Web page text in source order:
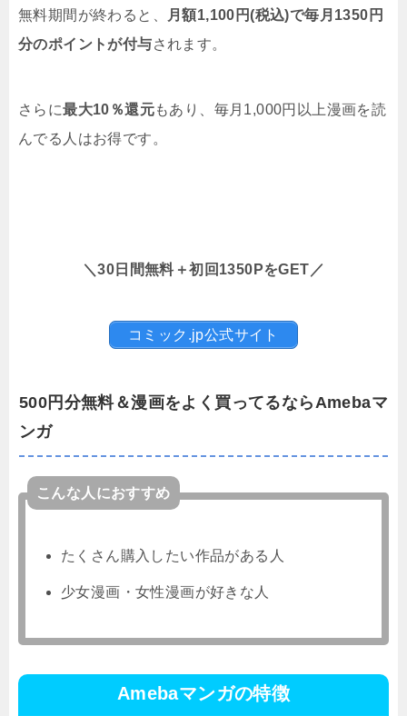
無料期間が終わると、
月額1,100円(税込)で毎月1350円
分のポイントが付与されます。
さらに最大10％還元もあり、毎月1,000円以上漫画を読
んでる人はお得です。
＼30日間無料＋初回1350PをGET／
コミック.jp公式サイト
500円分無料＆漫画をよく買ってるならAmebaマ
ンガ
こんな人におすすめ
たくさん購入したい作品がある人
少女漫画・女性漫画が好きな人
Amebaマンガの特徴